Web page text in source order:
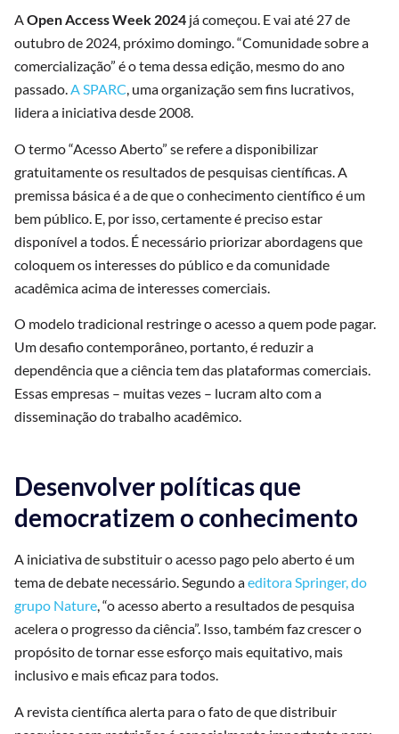
AOpen Access Week 2024 já começou. E vai até 27 de
outubro de 2024, próximo domingo. “Comunidade sobre a
comercialização” é o tema dessa edição, mesmo do ano
passado.A SPARC, uma organização sem fins lucrativos,
lidera a iniciativa desde 2008.
O termo “Acesso Aberto” se refere a disponibilizar
gratuitamente os resultados de pesquisas científicas. A
premissa básica é a de que o conhecimento científico é um
bem público. E, por isso, certamente é preciso estar
disponível a todos. É necessário priorizar abordagens que
coloquem os interesses do público e da comunidade
acadêmica acima de interesses comerciais.
O modelo tradicional restringe o acesso a quem pode pagar.
Um desafio contemporâneo, portanto, é reduzir a
dependência que a ciência tem das plataformas comerciais.
Essas empresas – muitas vezes – lucram alto com a
disseminação do trabalho acadêmico.
Desenvolver políticas que
democratizem o conhecimento
A iniciativa de substituir o acesso pago pelo aberto é um
tema de debate necessário. Segundo aeditora Springer, do
grupo Nature, “o acesso aberto a resultados de pesquisa
acelera o progresso da ciência”. Isso, também faz crescer o
propósito de tornar esse esforço mais equitativo, mais
inclusivo e mais eficaz para todos.
A revista científica alerta para o fato de que distribuir